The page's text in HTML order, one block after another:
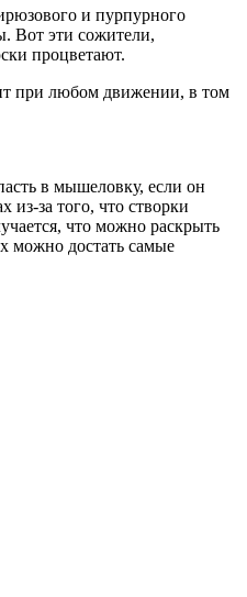
и пурпурного
Вот эти сожители,
процветают.
при любом движении, в том
в мышеловку, если он
из-за того, что створки
что можно раскрыть
можно достать самые